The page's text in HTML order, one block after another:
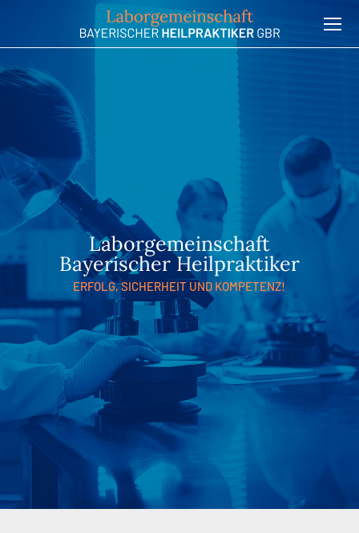
ERFOLG, SICHERHEIT UND KOMPETENZ!
Laborgemeinschaft
Bayerischer Heilpraktiker